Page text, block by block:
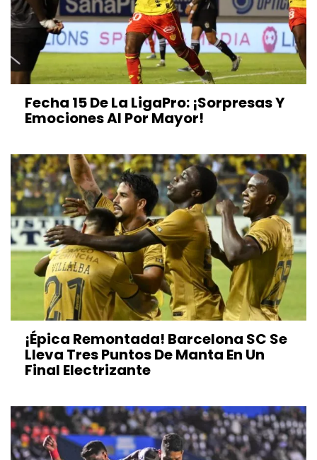
Fecha 15 De La LigaPro: ¡Sorpresas Y
Emociones Al Por Mayor!
¡Épica Remontada! Barcelona SC Se
Lleva Tres Puntos De Manta En Un
Final Electrizante